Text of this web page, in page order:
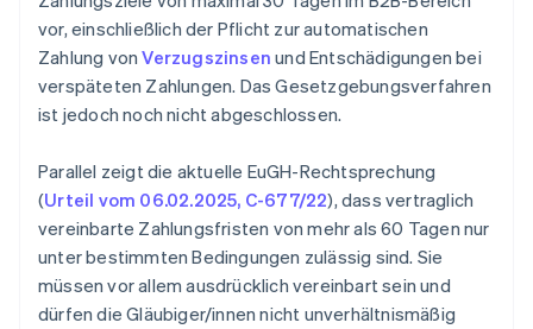
vor, einschließlich der Pflicht zur automatischen
Zahlung vonVerzugszinsen und Entschädigungen bei
verspäteten Zahlungen. Das Gesetzgebungsverfahren
ist jedoch noch nicht abgeschlossen.
Parallel zeigt die aktuelle EuGH-Rechtsprechung
(Urteil vom 06.02.2025, C-677/22), dass vertraglich
vereinbarte Zahlungsfristen von mehr als 60 Tagen nur
unter bestimmten Bedingungen zulässig sind. Sie
müssen vor allem ausdrücklich vereinbart sein und
dürfen die Gläubiger/innen nicht unverhältnismäßig